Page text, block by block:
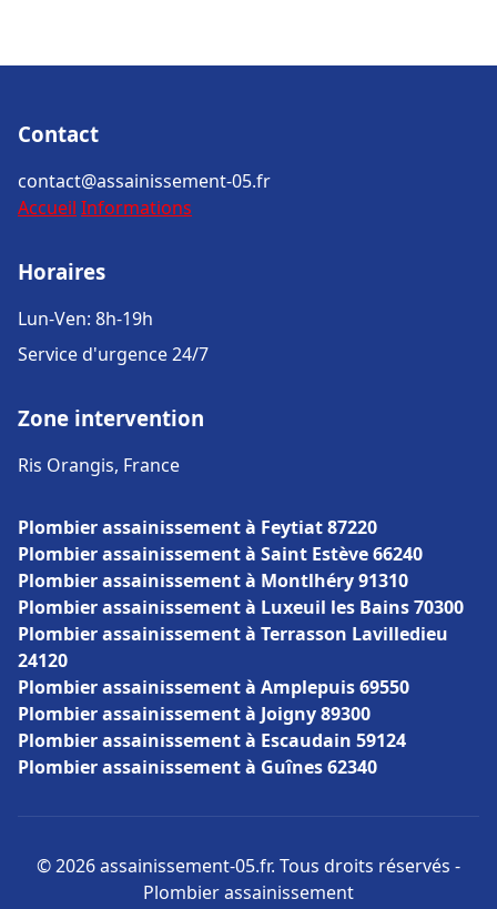
Contact
contact@assainissement-05.fr
Accueil Informations
Horaires
Lun-Ven: 8h-19h
Service d'urgence 24/7
Zone intervention
Ris Orangis, France
Plombier assainissement à Feytiat 87220
Plombier assainissement à Saint Estève 66240
Plombier assainissement à Montlhéry 91310
Plombier assainissement à Luxeuil les Bains 70300
Plombier assainissement à Terrasson Lavilledieu
24120
Plombier assainissement à Amplepuis 69550
Plombier assainissement à Joigny 89300
Plombier assainissement à Escaudain 59124
Plombier assainissement à Guînes 62340
© 2026 assainissement-05.fr. Tous droits réservés -
Plombier assainissement